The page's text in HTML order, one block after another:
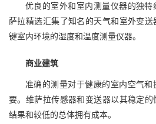
优良的室外和室内测量仪器的独
萨拉精选汇集了知名的天气和室外变
键室内环境的湿度和温度测量仪器。
商业建筑
准确的测量对于健康的室内空气
要。维萨拉传感器和变送器以其稳定
结果和较低的总体拥有成本。